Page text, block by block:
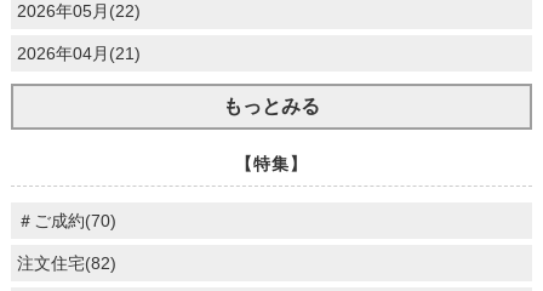
2026年05月(22)
2026年04月(21)
もっとみる
【特集】
＃ご成約(70)
注文住宅(82)